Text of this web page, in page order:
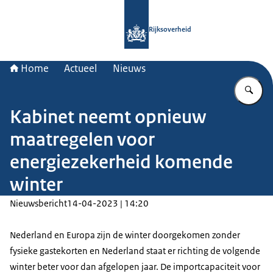
Rijksoverheid
Home Actueel Nieuws
Kabinet neemt opnieuw
maatregelen voor
energiezekerheid komende
winter
Nieuwsbericht14-04-2023 | 14:20
Nederland en Europa zijn de winter doorgekomen zonder
fysieke gastekorten en Nederland staat er richting de volgende
winter beter voor dan afgelopen jaar. De importcapaciteit voor